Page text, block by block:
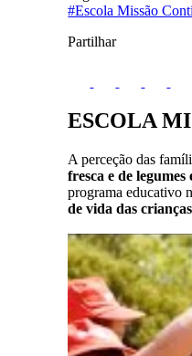
#Escola Missão
Partilhar
ESCOLA
A perceção das
fresca e de
programa educativo
de vida das